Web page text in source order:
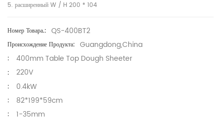
5. расширенный W / H 200 * 104
Номер Товара.: QS-400BT2
Происхождение Продукта: Guangdong,China
: 400mm Table Top Dough Sheeter
: 220V
: 0.4kW
: 82*199*59cm
: 1-35mm